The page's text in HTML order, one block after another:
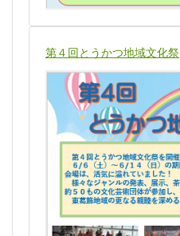
第４回とうかつ地域文化祭